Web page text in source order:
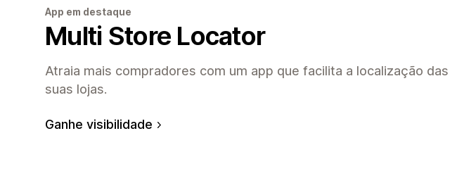
App em destaque
Multi Store Locator
Atraia mais compradores com um app que facilita a localização das
suas lojas.
Ganhe visibilidade